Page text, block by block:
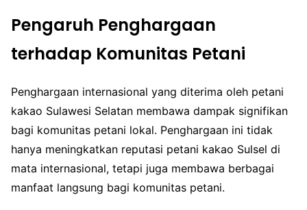
Pengaruh Penghargaan
terhadap Komunitas Petani
Penghargaan internasional yang diterima oleh petani
kakao Sulawesi Selatan membawa dampak signifikan
bagi komunitas petani lokal. Penghargaan ini tidak
hanya meningkatkan reputasi petani kakao Sulsel di
mata internasional, tetapi juga membawa berbagai
manfaat langsung bagi komunitas petani.